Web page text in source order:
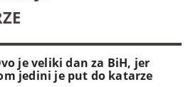
je veliki dan za BiH, jer
jedini je put do katarze